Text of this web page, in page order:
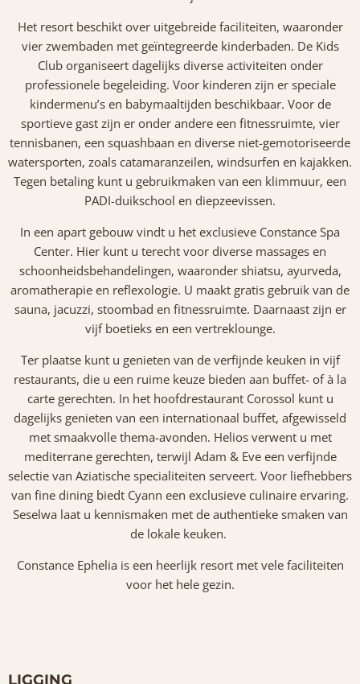
Het resort beschikt over uitgebreide faciliteiten, waaronder
vier zwembaden met geïntegreerde kinderbaden. De Kids
Club organiseert dagelijks diverse activiteiten onder
professionele begeleiding. Voor kinderen zijn er speciale
kindermenu’s en babymaaltijden beschikbaar. Voor de
sportieve gast zijn er onder andere een fitnessruimte, vier
tennisbanen, een squashbaan en diverse niet-gemotoriseerde
watersporten, zoals catamaranzeilen, windsurfen en kajakken.
Tegen betaling kunt u gebruikmaken van een klimmuur, een
PADI-duikschool en diepzeevissen.
In een apart gebouw vindt u het exclusieve Constance Spa
Center. Hier kunt u terecht voor diverse massages en
schoonheidsbehandelingen, waaronder shiatsu, ayurveda,
aromatherapie en reflexologie. U maakt gratis gebruik van de
sauna, jacuzzi, stoombad en fitnessruimte. Daarnaast zijn er
vijf boetieks en een vertreklounge.
Ter plaatse kunt u genieten van de verfijnde keuken in vijf
restaurants, die u een ruime keuze bieden aan buffet- of à la
carte gerechten. In het hoofdrestaurant Corossol kunt u
dagelijks genieten van een internationaal buffet, afgewisseld
met smaakvolle thema-avonden. Helios verwent u met
mediterrane gerechten, terwijl Adam & Eve een verfijnde
selectie van Aziatische specialiteiten serveert. Voor liefhebbers
van fine dining biedt Cyann een exclusieve culinaire ervaring.
Seselwa laat u kennismaken met de authentieke smaken van
de lokale keuken.
Constance Ephelia is een heerlijk resort met vele faciliteiten
voor het hele gezin.
LIGGING